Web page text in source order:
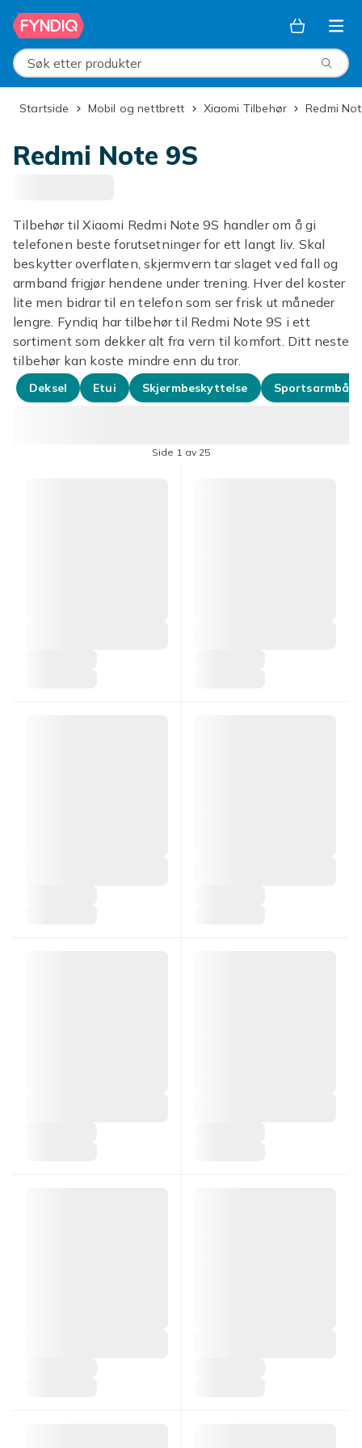
Hopp til hovedinnhold
Søk etter produkter
Startside Mobil og nettbrett Xiaomi Tilbehør Redmi
Redmi Note 9S
Tilbehør til Xiaomi Redmi Note 9S handler om å gi
telefonen beste forutsetninger for ett langt liv. Skal
beskytter overflaten, skjermvern tar slaget ved fall og
armband frigjør hendene under trening. Hver del koster
lite men bidrar til en telefon som ser frisk ut måneder
lengre. Fyndiq har tilbehør til Redmi Note 9S i ett
sortiment som dekker alt fra vern til komfort. Ditt neste
tilbehør kan koste mindre enn du tror.
Deksel Etui Skjermbeskyttelse
Side 1 av 25